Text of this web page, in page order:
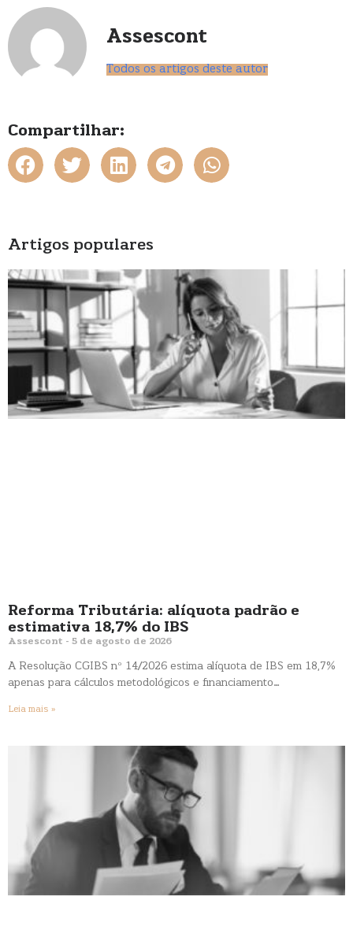
Assescont
Todos os artigos deste autor
Compartilhar:
Artigos populares
Reforma Tributária: alíquota padrão e
estimativa 18,7% do IBS
Assescont 5 de agosto de 2026
A Resolução CGIBS nº 14/2026 estima alíquota de IBS em 18,7%
apenas para cálculos metodológicos e financiamento…
Leia mais »